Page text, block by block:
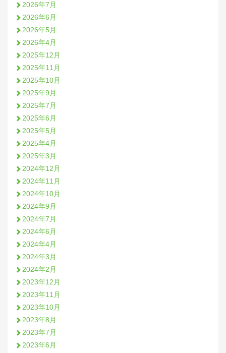
2026年7月
2026年6月
2026年5月
2026年4月
2025年12月
2025年11月
2025年10月
2025年9月
2025年7月
2025年6月
2025年5月
2025年4月
2025年3月
2024年12月
2024年11月
2024年10月
2024年9月
2024年7月
2024年6月
2024年4月
2024年3月
2024年2月
2023年12月
2023年11月
2023年10月
2023年8月
2023年7月
2023年6月